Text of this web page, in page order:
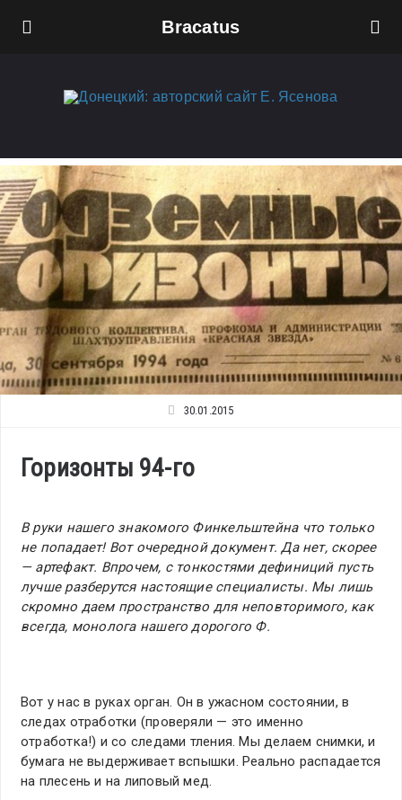
Bracatus
30.01.2015
Горизонты 94-го
В руки нашего знакомого Финкельштейна что только
не попадает! Вот очередной документ. Да нет, скорее
— артефакт. Впрочем, с тонкостями дефиниций пусть
лучше разберутся настоящие специалисты. Мы лишь
скромно даем пространство для неповторимого, как
всегда, монолога нашего дорогого Ф.
Вот у нас в руках орган. Он в ужасном состоянии, в
следах отработки (проверяли — это именно
отработка!) и со следами тления. Мы делаем снимки, и
бумага не выдерживает вспышки. Реально распадается
на плесень и на липовый мед.